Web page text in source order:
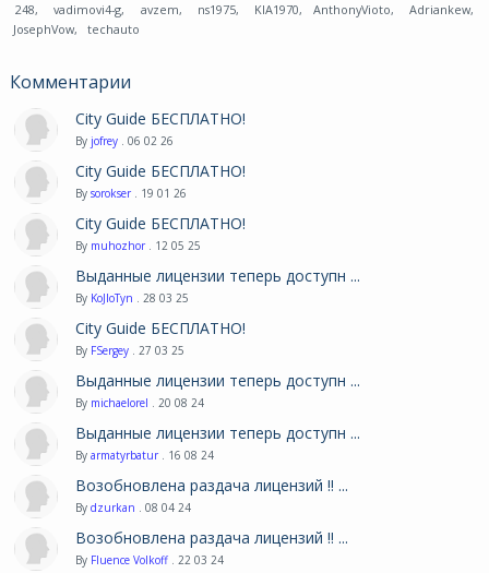
248, vadimovi4-g, avzem, ns1975, KIA1970, AnthonyVioto, Adriankew,
JosephVow, techauto
Комментарии
City Guide БЕСПЛАТНО!
By jofrey . 06 02 26
City Guide БЕСПЛАТНО!
By sorokser . 19 01 26
City Guide БЕСПЛАТНО!
By muhozhor . 12 05 25
Выданные лицензии теперь доступн ...
By KoJIoTyn . 28 03 25
City Guide БЕСПЛАТНО!
By FSergey . 27 03 25
Выданные лицензии теперь доступн ...
By michaelorel . 20 08 24
Выданные лицензии теперь доступн ...
By armatyrbatur . 16 08 24
Возобновлена раздача лицензий !! ...
By dzurkan . 08 04 24
Возобновлена раздача лицензий !! ...
By Fluence Volkoff . 22 03 24